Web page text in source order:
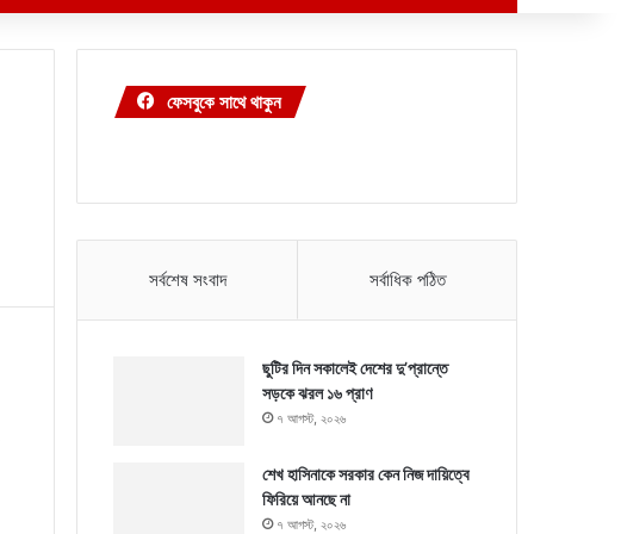
খুঁজুন
ফেসবুকে সাথে থাকুন
সর্বশেষ সংবাদ সর্বাধিক পঠিত
ছুটির দিন সকালেই দেশের দু’প্রান্তে
সড়কে ঝরল ১৬ প্রাণ
৭ আগস্ট, ২০২৬
শেখ হাসিনাকে সরকার কেন নিজ দায়িত্বে
ফিরিয়ে আনছে না
৭ আগস্ট, ২০২৬